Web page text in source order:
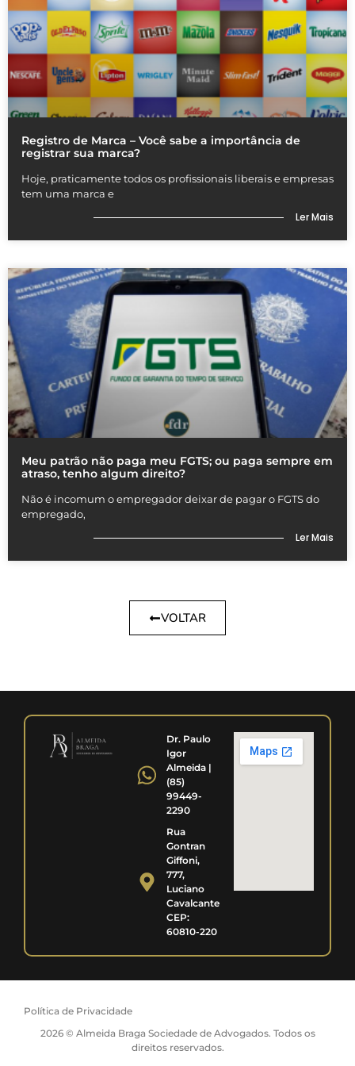
Registro de Marca – Você sabe a importância de
registrar sua marca?
Hoje, praticamente todos os profissionais liberais e empresas
tem uma marca e
Ler Mais
Meu patrão não paga meu FGTS; ou paga sempre em
atraso, tenho algum direito?
Não é incomum o empregador deixar de pagar o FGTS do
empregado,
Ler Mais
VOLTAR
Dr. Paulo
Igor
Almeida |
(85)
99449-
2290
Rua
Gontran
Giffoni,
777,
Luciano
Cavalcante
CEP:
60810-220
Política de Privacidade
2026 © Almeida Braga Sociedade de Advogados. Todos os
direitos reservados.